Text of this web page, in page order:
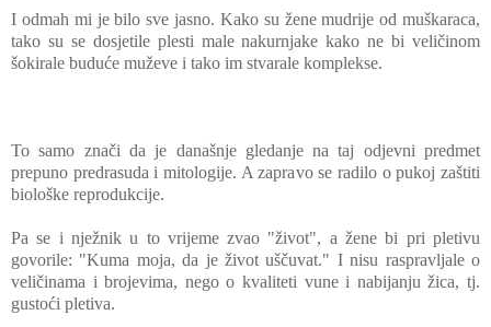
I odmah mi je bilo sve jasno. Kako su žene mudrije od muškaraca,
tako su se dosjetile plesti male nakurnjake kako ne bi veličinom
šokirale buduće muževe i tako im stvarale komplekse.
To samo znači da je današnje gledanje na taj odjevni predmet
prepuno predrasuda i mitologije. A zapravo se radilo o pukoj zaštiti
biološke reprodukcije.
Pa se i nježnik u to vrijeme zvao "život", a žene bi pri pletivu
govorile: "Kuma moja, da je život uščuvat." I nisu raspravljale o
veličinama i brojevima, nego o kvaliteti vune i nabijanju žica, tj.
gustoći pletiva.